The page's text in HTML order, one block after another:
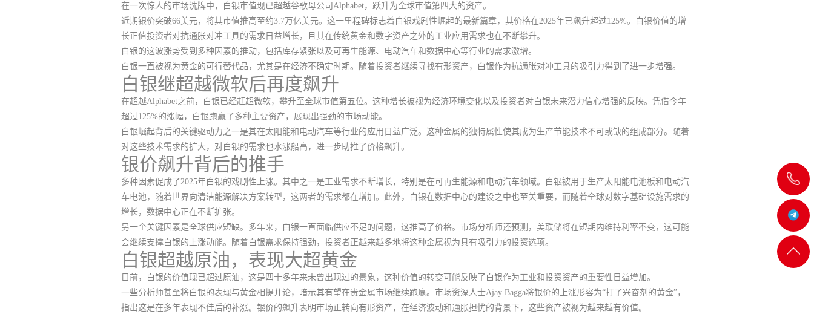
飞
机
客服
返回
在一次惊人的市场洗牌中，
白银市值现已超越谷歌母公司Alphabet，跃升为全球市值第四大的资产。
近期银价突破66美元，将其市值推高至约3.7万亿美元。这一里程碑标志着白银戏剧性崛起的最新篇章， 其价格在2025年已飙升超过125%。白银价值的增
长正值投资者对抗通胀对冲工具的需求日益增长，且其在传统黄金和数字资产之外的工业应用需求也在不断攀升。
白银的这波涨势受到多种因素的推动，包括库存紧张以及可再生能源、电动汽车和数据中心等行业的需求激增。
白银一直被视为黄金的可行替代品，尤其是在经济不确定时期。随着投资者继续寻找有形资产，白银作为抗通胀对冲工具的吸引力得到了进一步增强。
白银继超越微软后再度飙升
在超越Alphabet之前，白银已经赶超微软，攀升至全球市值第五位。这种增长被视为经济环境变化以及投资者对白银未来潜力信心增强的反映。 凭借今年
超过125%的涨幅，白银跑赢了多种主要资产，展现出强劲的市场动能。
白银崛起背后的关键驱动力之一是其在太阳能和电动汽车等行业的应用日益广泛。这种金属的独特属性使其成为生产节能技术不可或缺的组成部分。随着
对这些技术需求的扩大，对白银的需求也水涨船高，进一步助推了价格飙升。
银价飙升背后的推手
多种因素促成了2025年白银的戏剧性上涨。 其中之一是工业需求不断增长，特别是在可再生能源和电动汽车领域。白银被用于生产太阳能电池板和电动汽
车电池，随着世界向清洁能源解决方案转型，这两者的需求都在增加。此外，
白银在数据中心的建设之中也至关重要，而随着全球对数字基础设施需求的
增长，数据中心正在不断扩张。
另一个关键因素是全球供应短缺。多年来，白银一直面临供应不足的问题，这推高了价格。市场分析师还预测， 美联储将在短期内维持利率不变，这可能
会继续支撑白银的上涨动能。随着白银需求保持强劲，投资者正越来越多地将这种金属视为具有吸引力的投资选项。
白银超越原油，表现大超黄金
目前，白银的价值现已超过原油，这是四十多年来未曾出现过的景象，这种价值的转变可能反映了白银作为工业和投资资产的重要性日益增加。
一些分析师甚至将白银的表现与黄金相提并论，暗示其有望在贵金属市场继续跑赢。 市场资深人士Ajay Bagga将银价的上涨形容为“打了兴奋剂的黄金”，
指出这是在多年表现不佳后的补涨。 银价的飙升表明市场正转向有形资产，在经济波动和通胀担忧的背景下，这些资产被视为越来越有价值。